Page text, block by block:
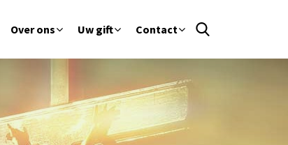
Over ons Uw gift Contact